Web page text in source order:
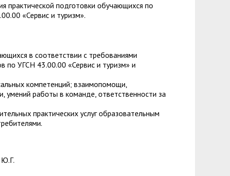
практической подготовки обучающихся по
«Сервис и туризм».
в соответствии с требованиями
по УГСН 43.00.00 «Сервис и туризм» и
компетенций; взаимопомощи,
умений работы в команде, ответственности за
практических услуг образовательным
Ю.Г.